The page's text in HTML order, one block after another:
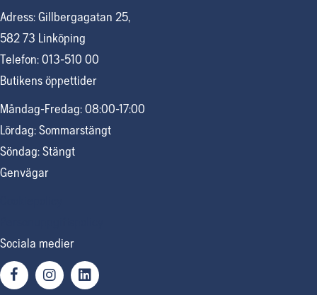
Adress: Gillbergagatan 25,
582 73 Linköping
Telefon: 013-510 00
Butikens öppettider
Måndag-Fredag: 08:00-17:00
Lördag: Sommarstängt
Söndag: Stängt
Genvägar
Sociala medier